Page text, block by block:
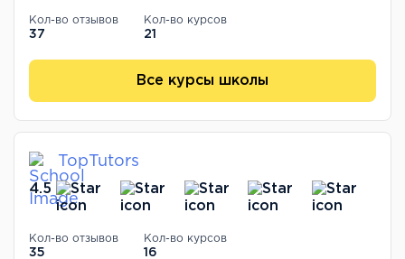
Кол-во отзывов
37
Кол-во курсов
21
Все курсы школы
TopTutors
4.5
Кол-во отзывов
35
Кол-во курсов
16